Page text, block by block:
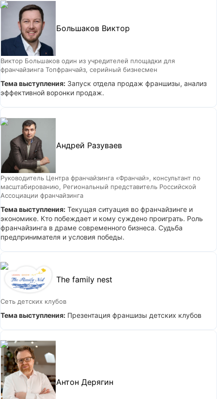
Большаков Виктор
Виктор Большаков один из учредителей площадки для
франчайзинга Топфранчайз, серийный бизнесмен
Тема выступления: Запуск отдела продаж франшизы, анализ
эффективной воронки продаж.
Андрей Разуваев
Руководитель Центра франчайзинга «Франчай», консультант по
масштабированию, Региональный представитель Российской
Ассоциации франчайзинга
Тема выступления: Текущая ситуация во франчайзинге и
экономике. Кто побеждает и кому суждено проиграть. Роль
франчайзинга в драме современного бизнеса. Судьба
предпринимателя и условия победы.
The family nest
Сеть детских клубов
Тема выступления: Презентация франшизы детских клубов
Антон Дерягин